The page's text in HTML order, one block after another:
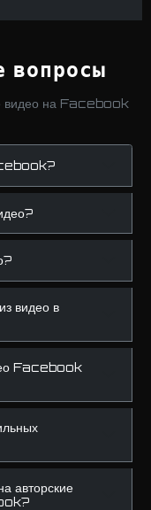
вопросы
видео на Facebook
видео в
Facebook
авторские